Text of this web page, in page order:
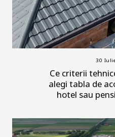
30
Ce criterii
alegi tabla de
hotel sau